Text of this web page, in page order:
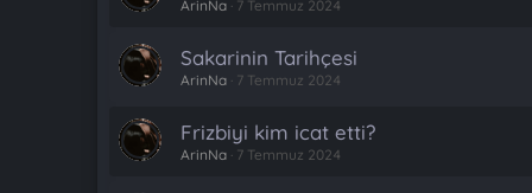
ArinNa 7 Temmuz 2024
Sakarinin Tarihçesi
ArinNa 7 Temmuz 2024
Frizbiyi kim icat etti?
ArinNa 7 Temmuz 2024